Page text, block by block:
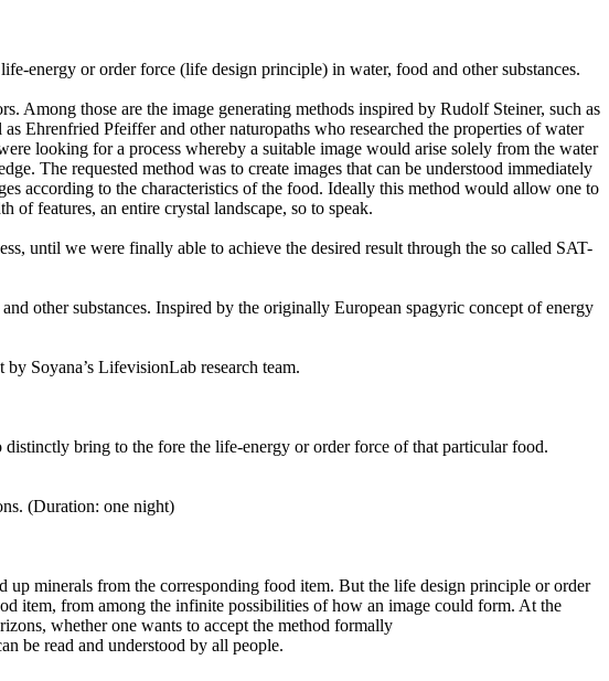
energy or order force (life design principle) in water, food and other substances.
Among those are the image generating methods inspired by Rudolf Steiner, such as
Ehrenfried Pfeiffer and other naturopaths who researched the properties of water
looking for a process whereby a suitable image would arise solely from the water
The requested method was to create images that can be understood immediately
according to the characteristics of the food. Ideally this method would allow one to
of features, an entire crystal landscape, so to speak.
until we were finally able to achieve the desired result through the so called SAT-
other substances. Inspired by the originally European spagyric concept of energy
Soyana’s LifevisionLab research team.
bring to the fore the life-energy or order force of that particular food.
(Duration: one night)
up minerals from the corresponding food item. But the life design principle or order
item, from among the infinite possibilities of how an image could form. At the
whether one wants to accept the method formally
be read and understood by all people.